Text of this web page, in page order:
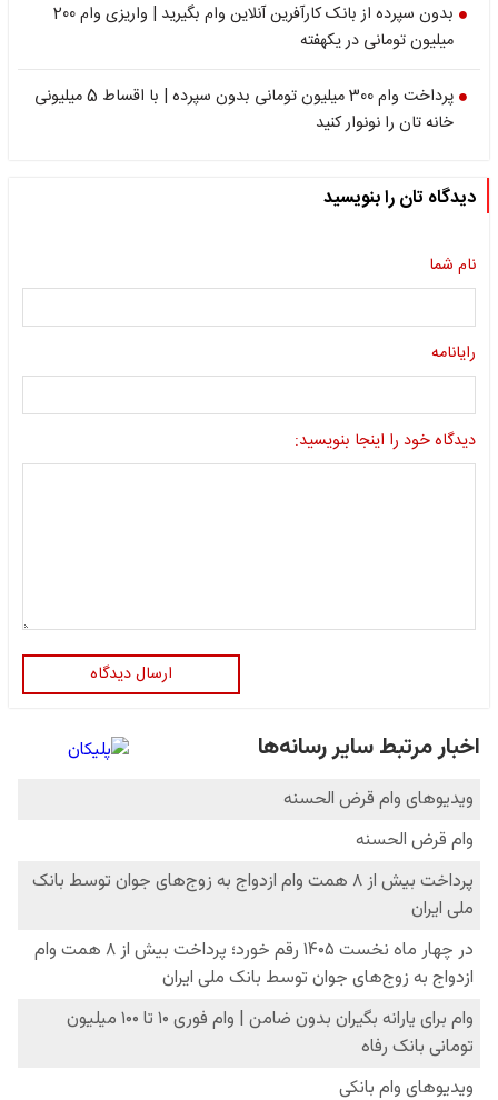
بدون سپرده از بانک کارآفرین آنلاین وام بگیرید | واریزی وام 200
میلیون تومانی در یکهفته
پرداخت وام 300 میلیون تومانی بدون سپرده | با اقساط 5 میلیونی
خانه تان را نونوار کنید
دیدگاه تان را بنویسید
نام شما
رایانامه
دیدگاه خود را اینجا بنویسید:
ارسال دیدگاه